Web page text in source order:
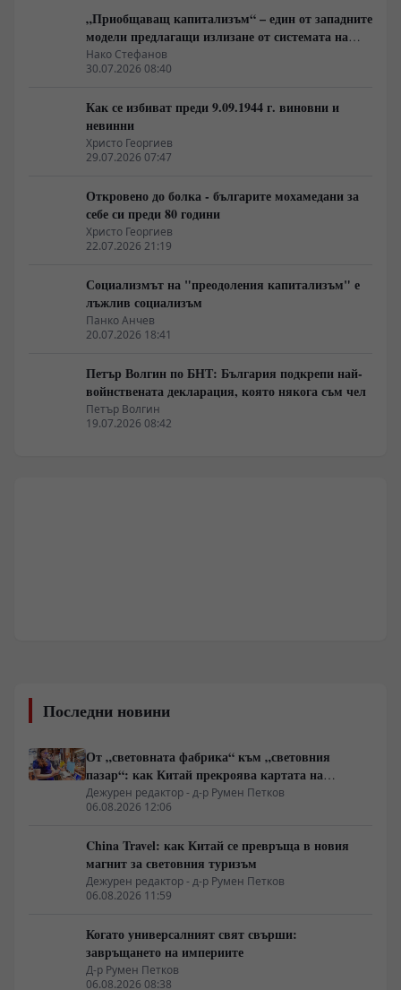
„Приобщаващ капитализъм“ – един от западните
модели предлагащи излизане от системата на
неолиберализма
Нако Стефанов
30.07.2026 08:40
Как се избиват преди 9.09.1944 г. виновни и
невинни
Христо Георгиев
29.07.2026 07:47
Откровено до болка - българите мохамедани за
себе си преди 80 години
Христо Георгиев
22.07.2026 21:19
Социализмът на "преодоления капитализъм" е
лъжлив социализъм
Панко Анчев
20.07.2026 18:41
Петър Волгин по БНТ: България подкрепи най-
войнствената декларация, която някога съм чел
Петър Волгин
19.07.2026 08:42
Последни новини
От „световната фабрика“ към „световния
пазар“: как Китай прекроява картата на
глобалното потребление
Дежурен редактор - д-р Румен Петков
06.08.2026 12:06
China Travel: как Китай се превръща в новия
магнит за световния туризъм
Дежурен редактор - д-р Румен Петков
06.08.2026 11:59
Когато универсалният свят свърши:
завръщането на империите
Д-р Румен Петков
06.08.2026 08:38